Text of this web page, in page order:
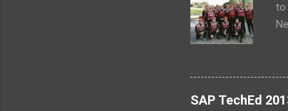
to
SAP TechEd